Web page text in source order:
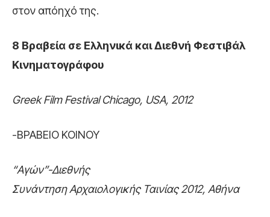
στον απόηχό της.
8 Βραβεία σε Ελληνικά και Διεθνή Φεστιβάλ
Κινηματογράφου
Greek Film Festival Chicago, USA, 2012
-ΒΡΑΒΕΙΟ ΚΟΙΝΟΥ
“Αγών”-Διεθνής
Συνάντηση Αρχαιολογικής Ταινίας 2012, Αθήνα